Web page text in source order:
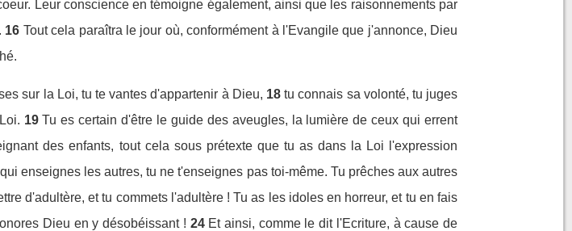
Leur conscience en témoigne également, ainsi que les raisonnements par
16 Tout cela paraîtra le jour où, conformément à l'Evangile que j'annonce, Dieu
sur la Loi, tu te vantes d'appartenir à Dieu, 18 tu connais sa volonté, tu juges
19 Tu es certain d'être le guide des aveugles, la lumière de ceux qui errent
des enfants, tout cela sous prétexte que tu as dans la Loi l'expression
enseignes les autres, tu ne t'enseignes pas toi-même. Tu prêches aux autres
d'adultère, et tu commets l'adultère ! Tu as les idoles en horreur, et tu en fais
Dieu en y désobéissant ! 24 Et ainsi, comme le dit l'Ecriture, à cause de